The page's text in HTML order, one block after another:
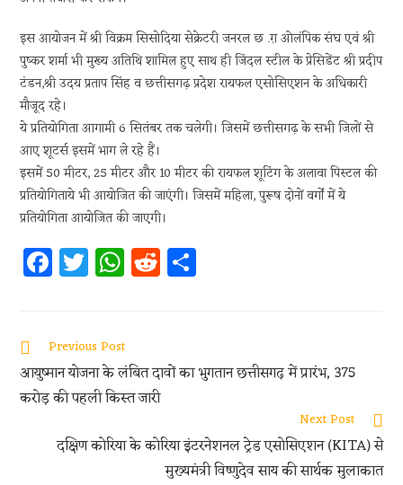
इस आयोजन में श्री विक्रम सिसोदिया सेक्रेटरी जनरल छ .ग़ ओलंपिक संघ एवं श्री
पुष्कर शर्मा भी मुख्य अतिथि शामिल हुए साथ ही जिंदल स्टील के प्रेसिडेंट श्री प्रदीप
टंडन,श्री उदय प्रताप सिंह व छत्तीसगढ़ प्रदेश रायफल एसोसिएशन के अधिकारी
मौजूद रहे।
ये प्रतियोगिता आगामी 6 सितंबर तक चलेगी। जिसमें छत्तीसगढ़ के सभी जिलों से
आए शूटर्स इसमें भाग ले रहे हैं।
इसमें 50 मीटर, 25 मीटर और 10 मीटर की रायफल शूटिंग के अलावा पिस्टल की
प्रतियोगिताये भी आयोजित की जाएंगी। जिसमें महिला, पुरूष दोनों वर्गों में ये
प्रतियोगिता आयोजित की जाएगी।
Fa
ce
oo
k
T
w
er
W
h
s
A
p
p
R
e
t
Previous Post
आयुष्मान योजना के लंबित दावों का भुगतान छत्तीसगढ़ में प्रारंभ, 375
करोड़ की पहली किस्त जारी
Next Post
दक्षिण कोरिया के कोरिया इंटरनेशनल ट्रेड एसोसिएशन (KITA) से
मुख्यमंत्री विष्णुदेव साय की सार्थक मुलाकात